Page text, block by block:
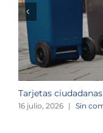
Tarjetas
16 julio, 2026 | Sin